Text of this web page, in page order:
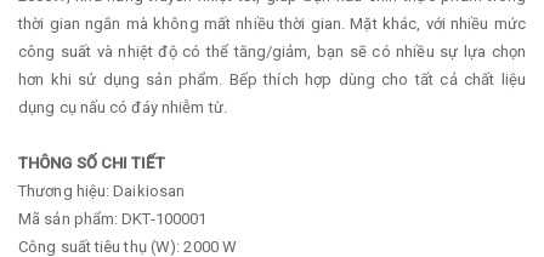
thời gian ngắn mà không mất nhiều thời gian. Mặt khác, với nhiều mức
công suất và nhiệt độ có thể tăng/giảm, bạn sẽ có nhiều sự lựa chọn
hơn khi sử dụng sản phẩm. Bếp thích hợp dùng cho tất cả chất liệu
dụng cụ nấu có đáy nhiễm từ.
THÔNG SỐ CHI TIẾT
Thương hiệu: Daikiosan
Mã sản phẩm: DKT-100001
Công suất tiêu thụ (W): 2000 W